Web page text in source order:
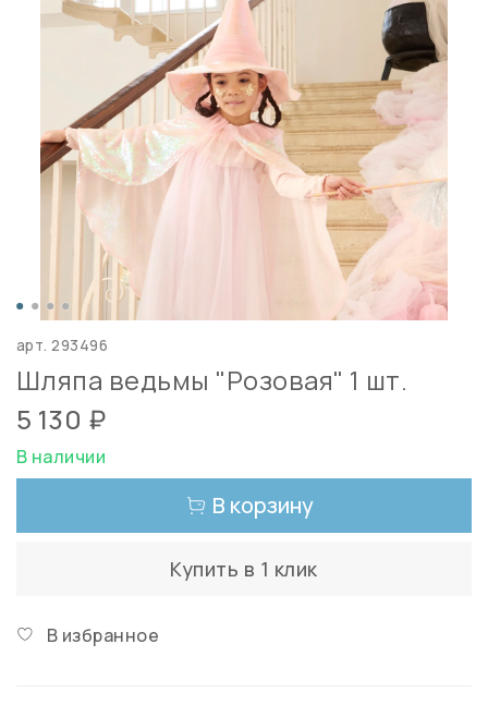
арт.293496
Шляпа ведьмы "Розовая" 1 шт.
5 130 ₽
В наличии
В корзину
Купить в 1 клик
В избранное